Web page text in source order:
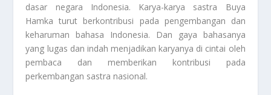
dasar negara Indonesia. Karya-karya sastra Buya
Hamka turut berkontribusi pada pengembangan dan
keharuman bahasa Indonesia. Dan gaya bahasanya
yang lugas dan indah menjadikan karyanya di cintai oleh
pembaca dan memberikan kontribusi pada
perkembangan sastra nasional.